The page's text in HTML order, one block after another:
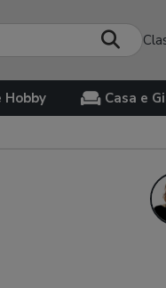
Hobby Casa e